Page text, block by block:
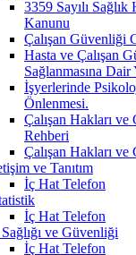
3359 Sayılı
Kanunu
Çalışan Güvenliği
Hasta ve Çalışan
Sağlanmasına
İşyerlerinde
Önlenmesi.
Çalışan Hakları
Rehberi
Çalışan Hakları
ve Tanıtım
İç Hat Telefon
İç Hat Telefon
ve Güvenliği
İç Hat Telefon